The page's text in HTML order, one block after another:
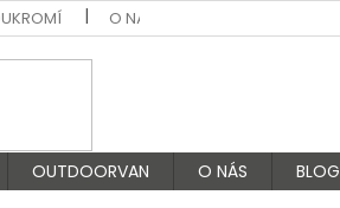
O NÁS
OUTDOORVAN O NÁS BLOG